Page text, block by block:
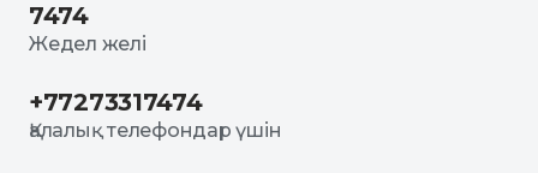
7474
Жедел желі
+77273317474
Қалалық телефондар үшін